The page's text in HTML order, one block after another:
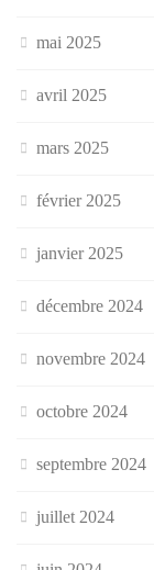
mai 2025
avril 2025
mars 2025
février 2025
janvier 2025
décembre 2024
novembre 2024
octobre 2024
septembre 2024
juillet 2024